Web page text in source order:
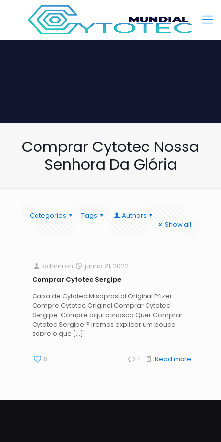
Comprar Cytotec Nossa
Senhora Da Glória
Categories Tags
Authors
Show all
admin on
junho 21, 2022
Comprar Cytotec Sergipe
Caixa de Cytotec Misoprostol Original Pfizer
Compre Cytotec Original Comprar Cytotec
Sergipe: Compre aqui conosco Quer Comprar
Cytotec Sergipe ? Iremos explicar um pouco
sobre o que […]
8 1 Read more